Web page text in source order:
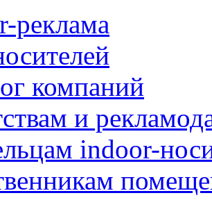
реклама
компаний
и
indoor-